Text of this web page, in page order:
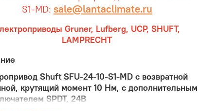
S1-MD: sale@lantaclimate.ru
Gruner, Lufberg, UCP, SHUFT,
LAMPRECHT
Shuft SFU-24-10-S1-MD с возвратной
крутящий момент 10 Нм, с дополнительным
SPDT, 24В